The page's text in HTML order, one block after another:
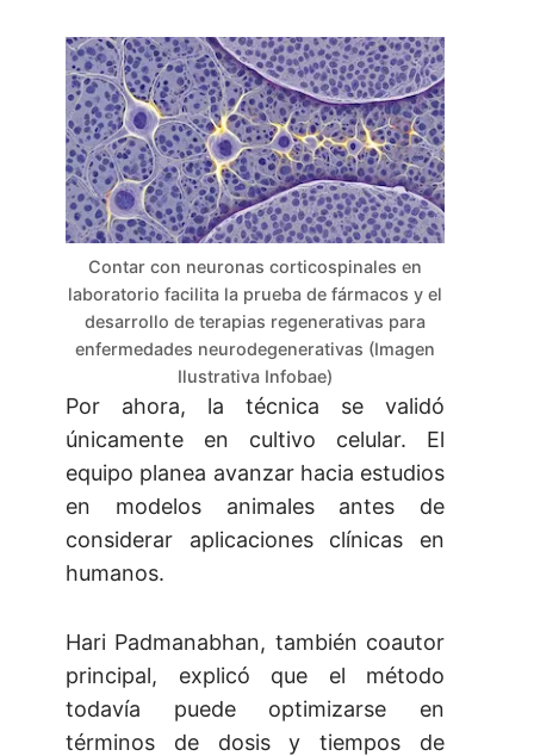
Contar con neuronas corticospinales en
laboratorio facilita la prueba de fármacos y el
desarrollo de terapias regenerativas para
enfermedades neurodegenerativas (Imagen
Ilustrativa Infobae)
Por ahora, la técnica se validó
únicamente en cultivo celular. El
equipo planea avanzar hacia estudios
en modelos animales antes de
considerar aplicaciones clínicas en
humanos.
Hari Padmanabhan, también coautor
principal, explicó que el método
todavía puede optimizarse en
términos de dosis y tiempos de